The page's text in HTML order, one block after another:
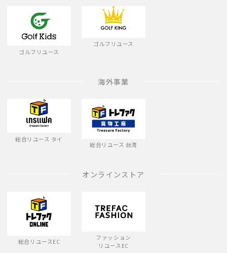
ゴルフリユース
ゴルフリユース
海外事業
総合リユース タイ
総合リユース 台湾
オンラインストア
総合リユースEC
ファッション
リユースEC